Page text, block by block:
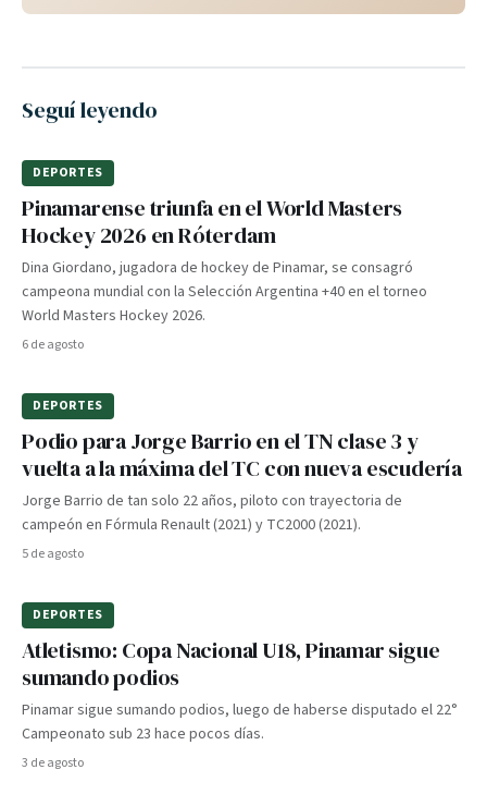
Seguí leyendo
DEPORTES
Pinamarense triunfa en el World Masters
Hockey 2026 en Róterdam
Dina Giordano, jugadora de hockey de Pinamar, se consagró
campeona mundial con la Selección Argentina +40 en el torneo
World Masters Hockey 2026.
6 de agosto
DEPORTES
Podio para Jorge Barrio en el TN clase 3 y
vuelta a la máxima del TC con nueva escudería
Jorge Barrio de tan solo 22 años, piloto con trayectoria de
campeón en Fórmula Renault (2021) y TC2000 (2021).
5 de agosto
DEPORTES
Atletismo: Copa Nacional U18, Pinamar sigue
sumando podios
Pinamar sigue sumando podios, luego de haberse disputado el 22°
Campeonato sub 23 hace pocos días.
3 de agosto